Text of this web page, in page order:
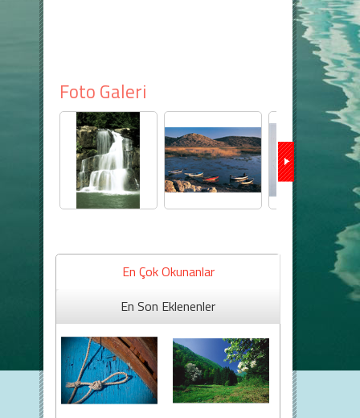
Foto Galeri
En Çok Okunanlar
En Son Eklenenler